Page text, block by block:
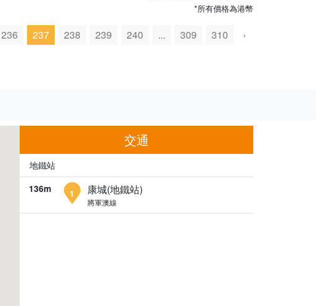
*所有價格為港幣
236 237 238 239 240 ... 309 310 ›
交通
地鐵站
136m
1 康城(地鐵站)
將軍澳線